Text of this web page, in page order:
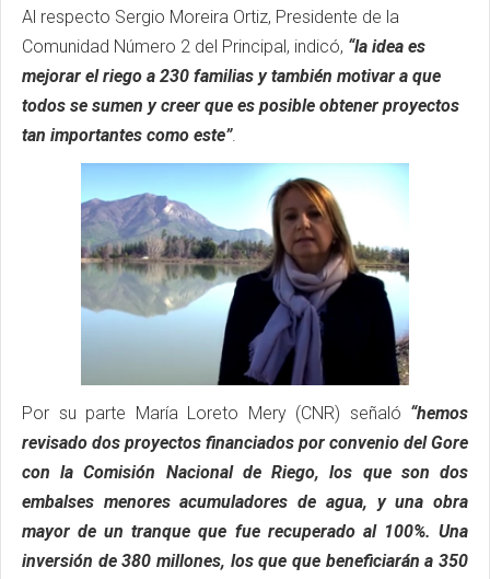
Al respecto Sergio Moreira Ortiz, Presidente de la
Comunidad Número 2 del Principal, indicó, “la idea es
mejorar el riego a 230 familias y también motivar a que
todos se sumen y creer que es posible obtener proyectos
tan importantes como este”.
Por su parte María Loreto Mery (CNR) señaló “hemos
revisado dos proyectos financiados por convenio del Gore
con la Comisión Nacional de Riego, los que son dos
embalses menores acumuladores de agua, y una obra
mayor de un tranque que fue recuperado al 100%. Una
inversión de 380 millones, los que que beneficiarán a 350